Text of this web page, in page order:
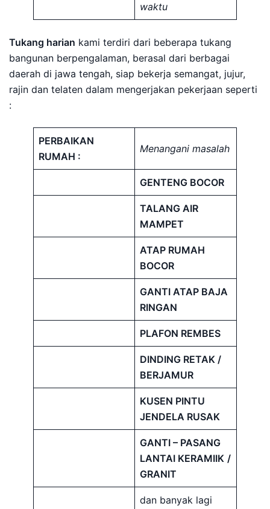
waktu
Tukang harian kami terdiri dari beberapa tukang
bangunan berpengalaman, berasal dari berbagai
daerah di jawa tengah, siap bekerja semangat, jujur,
rajin dan telaten dalam mengerjakan pekerjaan seperti
:
PERBAIKAN
RUMAH :
Menangani masalah
GENTENG BOCOR
TALANG AIR
MAMPET
ATAP RUMAH
BOCOR
GANTI ATAP BAJA
RINGAN
PLAFON REMBES
DINDING RETAK /
BERJAMUR
KUSEN PINTU
JENDELA RUSAK
GANTI – PASANG
LANTAI KERAMIIK /
GRANIT
dan banyak lagi